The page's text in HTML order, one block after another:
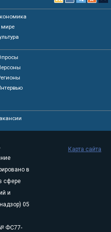
в
сфере
и
05
№ ФС77-
Карта сайта